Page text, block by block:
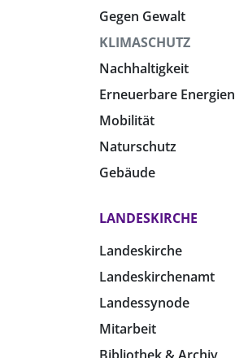
Gegen Gewalt
KLIMASCHUTZ
Nachhaltigkeit
Erneuerbare Energien
Mobilität
Naturschutz
Gebäude
LANDESKIRCHE
Landeskirche
Landeskirchenamt
Landessynode
Mitarbeit